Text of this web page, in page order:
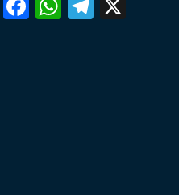
Fa W
pp
Te
m